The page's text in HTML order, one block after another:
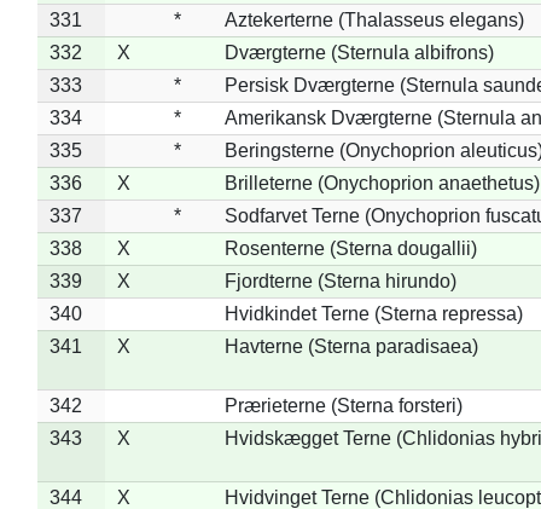
331 *
Aztekerterne (Thalasseus elegans)
332
X
Dværgterne (Sternula albifrons)
333
*
Persisk Dværgterne (Sternula
334
*
Amerikansk Dværgterne (Sternula
335
*
Beringsterne (Onychoprion
336
X
Brilleterne (Onychoprion anaethetus)
337
*
Sodfarvet Terne (Onychoprion
338
X
Rosenterne (Sterna dougallii)
339
X
Fjordterne (Sterna hirundo)
340
Hvidkindet Terne (Sterna repressa)
341
X Havterne (Sterna paradisaea)
342
Prærieterne (Sterna forsteri)
343
X Hvidskægget Terne (Chlidonias
344 X
Hvidvinget Terne (Chlidonias